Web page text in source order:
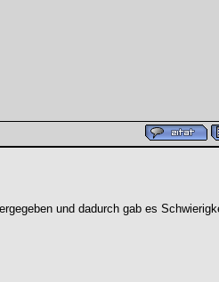
und dadurch gab es